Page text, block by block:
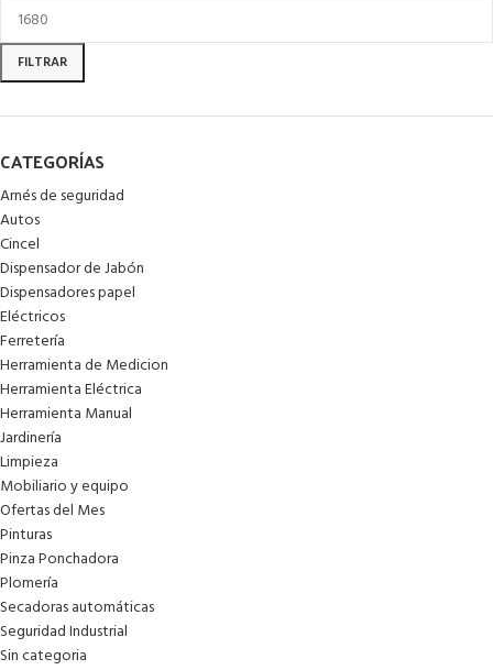
FILTRAR
CATEGORÍAS
Arnés de seguridad
Autos
Cincel
Dispensador de Jabón
Dispensadores papel
Eléctricos
Ferretería
Herramienta de Medicion
Herramienta Eléctrica
Herramienta Manual
Jardinería
Limpieza
Mobiliario y equipo
Ofertas del Mes
Pinturas
Pinza Ponchadora
Plomería
Secadoras automáticas
Seguridad Industrial
Sin categoria